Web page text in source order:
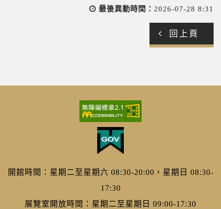
最後異動時間： 2026-07-28 8:31
回上頁
開館時間：星期二至星期六 08:30-20:00，星期日 08:30-
17:30
展覽室開放時間：星期二至星期日 09:00-17:30